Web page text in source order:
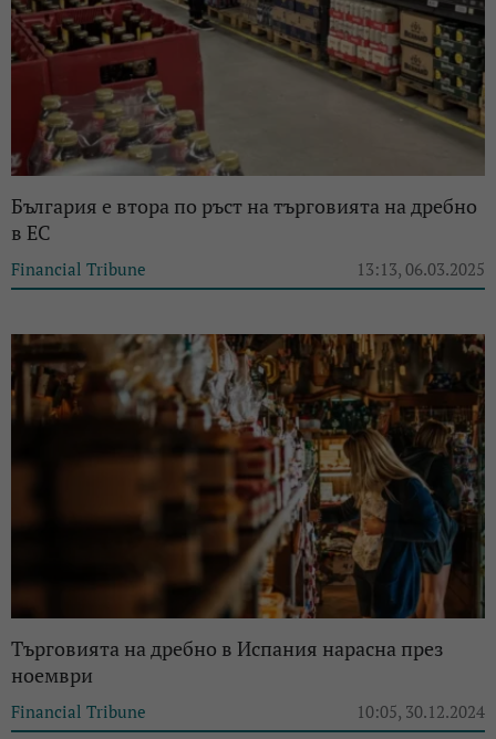
България е втора по ръст на търговията на дребно
в ЕС
Financial Tribune 13:13, 06.03.2025
Търговията на дребно в Испания нарасна през
ноември
Financial Tribune 10:05, 30.12.2024